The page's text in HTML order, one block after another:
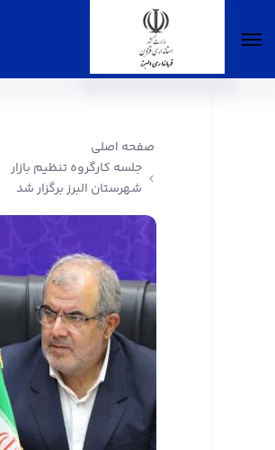
صفحه اصلی
جلسه کارگروه تنظیم بازار
شهرستان البرز برگزار شد